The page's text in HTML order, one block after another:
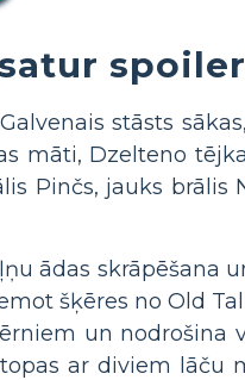
stāsts
māti, Dzelteno
Pinčs, jauks brālis
ādas skrāpēšana
šķēres no Old
un nodrošina
ar diviem lāču